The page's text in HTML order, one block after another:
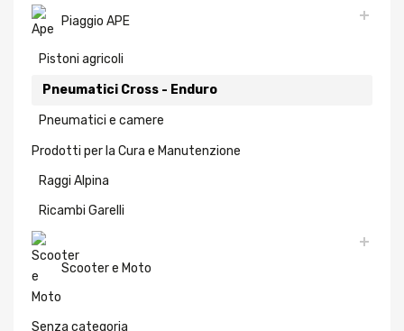
Piaggio APE
Pistoni agricoli
Pneumatici Cross - Enduro
Pneumatici e camere
Prodotti per la Cura e Manutenzione
Raggi Alpina
Ricambi Garelli
Scooter e Moto
Senza categoria